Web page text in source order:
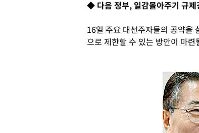
◆ 다음 정부, 일감몰아주기 규제
16일 주요 대선주자들의 공약을
으로 제한할 수 있는 방안이 마